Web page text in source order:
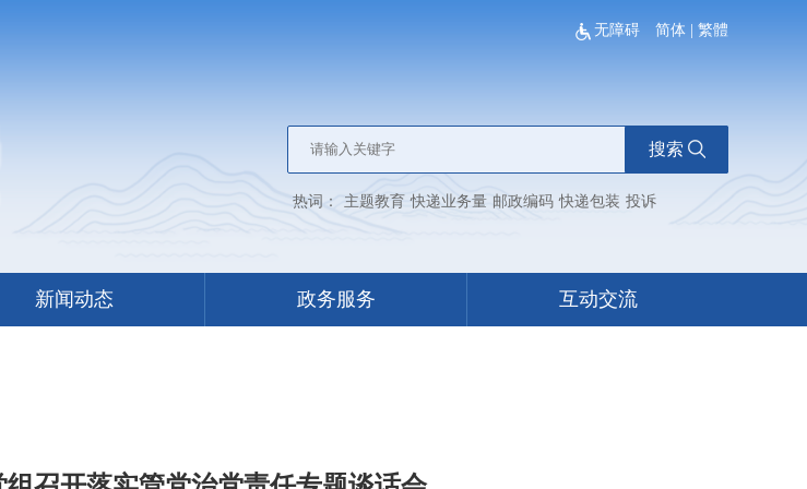
无障碍 简体 繁體
搜索
热词： 主题教育 快递业务量 邮政编码 快递包装 投诉
新闻动态 政务服务 互动交流